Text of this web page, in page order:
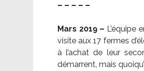
– – – – –
Mars 2019 – L’équipe
visite aux 17 fermes
à l’achat de leur
démarrent, mais